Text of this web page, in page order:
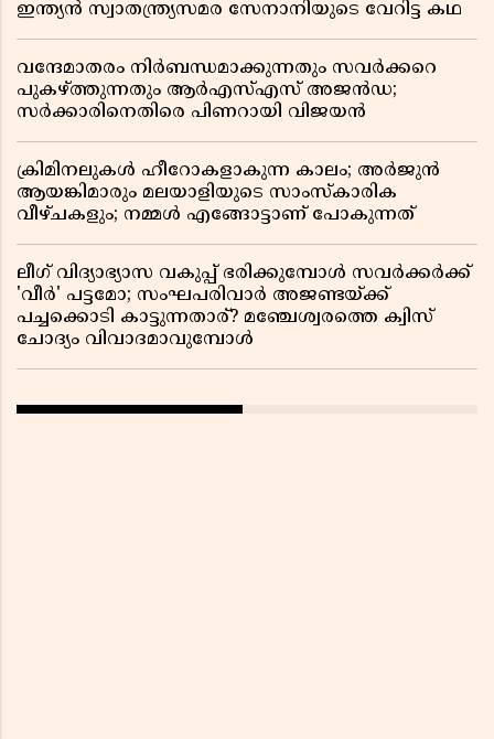
ഇന്ത്യൻ സ്വാതന്ത്ര്യസമര സേനാനിയുടെ വേറിട്ട കഥ
വന്ദേമാതരം നിർബന്ധമാക്കുന്നതും സവർക്കറെ
പുകഴ്ത്തുന്നതും ആർഎസ്എസ് അജൻഡ;
സർക്കാരിനെതിരെ പിണറായി വിജയൻ
ക്രിമിനലുകൾ ഹീറോകളാകുന്ന കാലം; അർജുൻ
ആയങ്കിമാരും മലയാളിയുടെ സാംസ്കാരിക
വീഴ്ചകളും; നമ്മൾ എങ്ങോട്ടാണ് പോകുന്നത്
ലീഗ് വിദ്യാഭ്യാസ വകുപ്പ് ഭരിക്കുമ്പോൾ സവർക്കർക്ക്
'വീർ' പട്ടമോ; സംഘപരിവാർ അജണ്ടയ്ക്ക്
പച്ചക്കൊടി കാട്ടുന്നതാര്? മഞ്ചേശ്വരത്തെ ക്വിസ്
ചോദ്യം വിവാദമാവുമ്പോൾ